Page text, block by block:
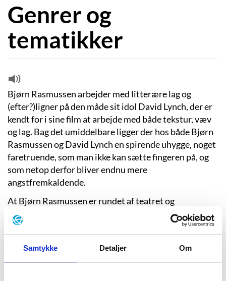
Samtykke Detaljer Om
Genrer og
tematikker
Bjørn Rasmussen arbejder med litterære lag og
(efter?)ligner på den måde sit idol David Lynch, der er
kendt for i sine film at arbejde med både tekstur, væv
og lag. Bag det umiddelbare ligger der hos både Bjørn
Rasmussen og David Lynch en spirende uhygge, noget
faretruende, som man ikke kan sætte fingeren på, og
som netop derfor bliver endnu mere
angstfremkaldende.
At Bjørn Rasmussen er rundet af teatret og
dramatikkens form ses især i den frihed, han tager sig
til at gøre romanen teatralsk – at lade sin karakter
nærmest drømmelignende karakter ligger dramaets
sprog og metaforik nær. Om sine stjålne sætninger fra